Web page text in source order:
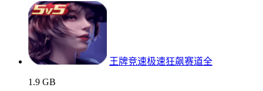
王牌竞速极速狂飙赛道全
1.9 GB